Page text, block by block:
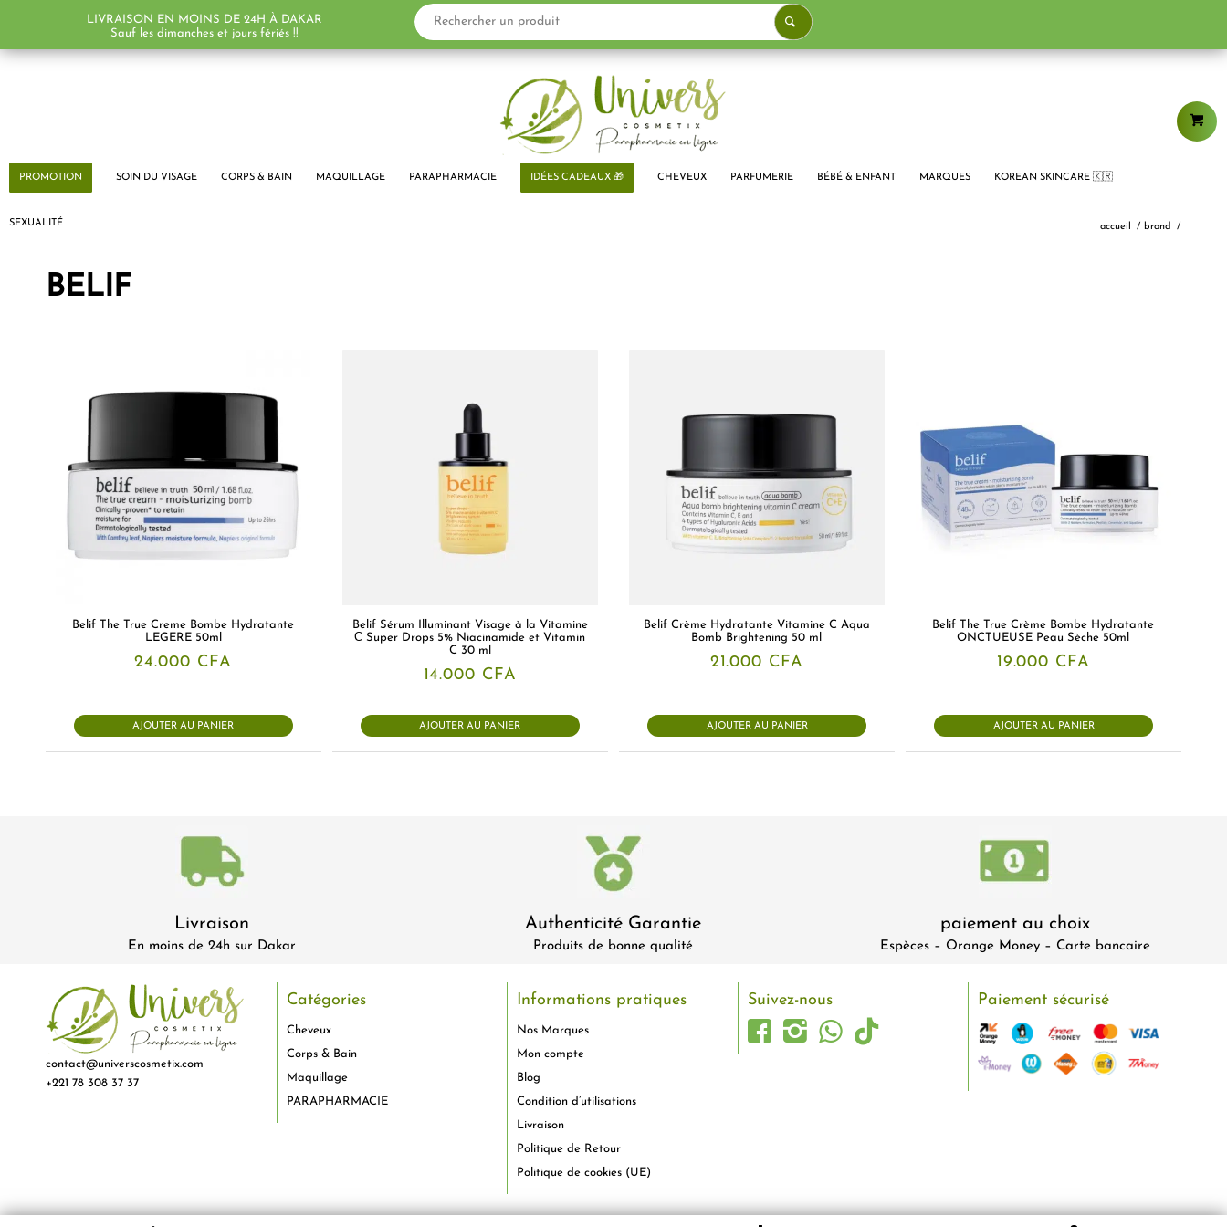
PROMOTION SOIN DU VISAGE CORPS & BAIN MAQUILLAGE PARAPHARMACIE IDÉES CADEAUX 🎁 CHEVEUX PARFUMERIE BÉBÉ & ENFANT MARQUES KOREAN SKINCARE 🇰🇷
SEXUALITÉ accueil / brand /
BELIF
Belif The True Creme Bombe Hydratante
LEGERE 50ml
24.000 CFA
AJOUTER AU PANIER
Belif Sérum Illuminant Visage à la Vitamine
С Super Drops 5% Niacinamide et Vitamin
C 30 ml
14.000 CFA
AJOUTER AU PANIER
Belif Crème Hydratante Vitamine C Aqua
Bomb Brightening 50 ml
21.000 CFA
AJOUTER AU PANIER
Belif The True Crème Bombe Hydratante
ONCTUEUSE Peau Sèche 50ml
19.000 CFA
AJOUTER AU PANIER
LIVRAISON EN MOINS DE 24H À DAKAR
Sauf les dimanches et jours fériés !!
Livraison
En moins de 24h sur Dakar
Authenticité Garantie
Produits de bonne qualité
paiement au choix
Espèces – Orange Money – Carte bancaire
contact@universcosmetix.com
+221 78 308 37 37
Catégories
Cheveux
Corps & Bain
Maquillage
PARAPHARMACIE
Informations pratiques
Nos Marques
Mon compte
Blog
Condition d’utilisations
Livraison
Politique de Retour
Politique de cookies (UE)
Suivez-nous Paiement sécurisé